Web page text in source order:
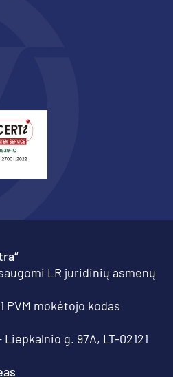
LR juridinių asmenų
PVM mokėtojo kodas
g. 97A, LT-02121